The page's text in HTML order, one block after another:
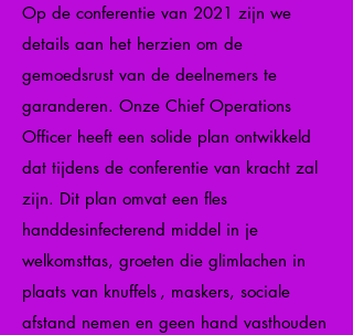
Op de conferentie van 2021 zijn we
details aan het herzien om de
gemoedsrust van de deelnemers te
garanderen. Onze Chief Operations
Officer heeft een solide plan ontwikkeld
dat tijdens de conferentie van kracht zal
zijn. Dit plan omvat een fles
handdesinfecterend middel in je
welkomsttas, groeten die glimlachen in
plaats van knuffels , maskers, sociale
afstand nemen en geen hand vasthouden